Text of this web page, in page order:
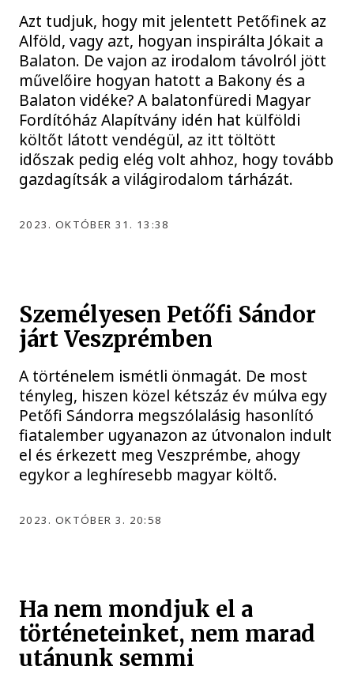
Azt tudjuk, hogy mit jelentett Petőfinek az
Alföld, vagy azt, hogyan inspirálta Jókait a
Balaton. De vajon az irodalom távolról jött
művelőire hogyan hatott a Bakony és a
Balaton vidéke? A balatonfüredi Magyar
Fordítóház Alapítvány idén hat külföldi
költőt látott vendégül, az itt töltött
időszak pedig elég volt ahhoz, hogy tovább
gazdagítsák a világirodalom tárházát.
2023. OKTÓBER 31. 13:38
Személyesen Petőfi Sándor
járt Veszprémben
A történelem ismétli önmagát. De most
tényleg, hiszen közel kétszáz év múlva egy
Petőfi Sándorra megszólalásig hasonlító
fiatalember ugyanazon az útvonalon indult
el és érkezett meg Veszprémbe, ahogy
egykor a leghíresebb magyar költő.
2023. OKTÓBER 3. 20:58
Ha nem mondjuk el a
történeteinket, nem marad
utánunk semmi